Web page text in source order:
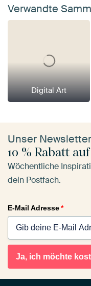
Verwandte
Digital Art
Unser
10 % Rabatt
Wöchentliche
dein Postfach.
E-Mail Adresse*
Ja, ich möchte